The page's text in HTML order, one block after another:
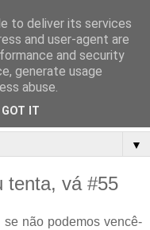
▼
tenta, vá #55
se não podemos vencê-
to deliver its services
and user-agent are
and security
generate usage
abuse.
GOT IT